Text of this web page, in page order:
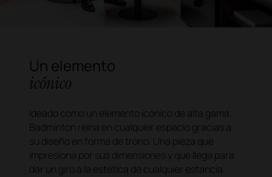
Un elemento
icónico
Ideado como un elemento icónico de alta gama,
Badminton reina en cualquier espacio gracias a
su diseño en forma de trono. Una pieza que
impresiona por sus dimensiones y que llega para
dar un giro a la estética de cualquier estancia.